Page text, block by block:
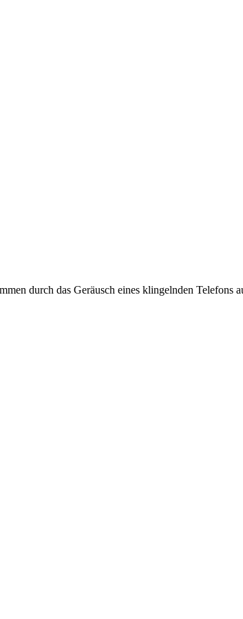
durch das Geräusch eines klingelnden